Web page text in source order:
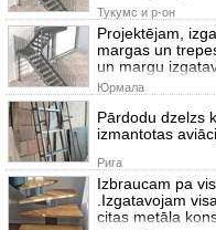
Тукумс и р-он
Projektējam,
margas un
un margu
Юрмала
Pārdodu dzelzs
izmantotas
Рига
Izbraucam pa
.Izgatavojam
citas metāla